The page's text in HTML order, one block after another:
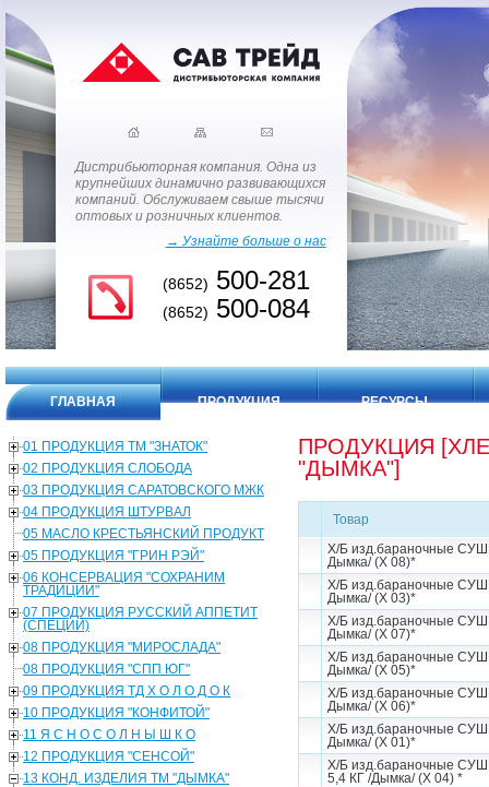
Дистрибьюторная компания. Одна из
крупнейших динамично развивающихся
компаний. Обслуживаем свыше тысячи
оптовых и розничных клиентов.
→ Узнайте больше о нас
(8652) 500-281
(8652) 500-084
ГЛАВНАЯ ПРОДУКЦИЯ РЕСУРСЫ
01 ПРОДУКЦИЯ ТМ "ЗНАТОК"
02 ПРОДУКЦИЯ СЛОБОДА
03 ПРОДУКЦИЯ САРАТОВСКОГО МЖК
04 ПРОДУКЦИЯ ШТУРВАЛ
05 МАСЛО КРЕСТЬЯНСКИЙ ПРОДУКТ
05 ПРОДУКЦИЯ "ГРИН РЭЙ"
06 КОНСЕРВАЦИЯ "СОХРАНИМ
ТРАДИЦИИ"
07 ПРОДУКЦИЯ РУССКИЙ АППЕТИТ
(СПЕЦИИ)
08 ПРОДУКЦИЯ "МИРОСЛАДА"
08 ПРОДУКЦИЯ "СПП ЮГ"
09 ПРОДУКЦИЯ ТД Х О Л О Д О К
10 ПРОДУКЦИЯ "КОНФИТОЙ"
11 Я С Н О С О Л Н Ы Ш К О
12 ПРОДУКЦИЯ "СЕНСОЙ"
13 КОНД. ИЗДЕЛИЯ ТМ "ДЫМКА"
ПРОДУКЦИЯ
"ДЫМКА"]
Товар
Х/Б изд.бараночные
Дымка/ (Х 08)*
Х/Б изд.бараночные
Дымка/ (Х 03)*
Х/Б изд.бараночные
Дымка/ (Х 07)*
Х/Б изд.бараночные
Дымка/ (Х 05)*
Х/Б изд.бараночные
Дымка/ (Х 06)*
Х/Б изд.бараночные
Дымка/ (Х 01)*
Х/Б изд.бараночные
5,4 КГ /Дымка/ (Х 04) *